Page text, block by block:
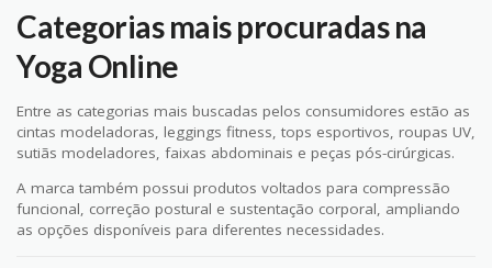
Categorias mais procuradas na
Yoga Online
Entre as categorias mais buscadas pelos consumidores estão as
cintas modeladoras, leggings fitness, tops esportivos, roupas UV,
sutiãs modeladores, faixas abdominais e peças pós-cirúrgicas.
A marca também possui produtos voltados para compressão
funcional, correção postural e sustentação corporal, ampliando
as opções disponíveis para diferentes necessidades.